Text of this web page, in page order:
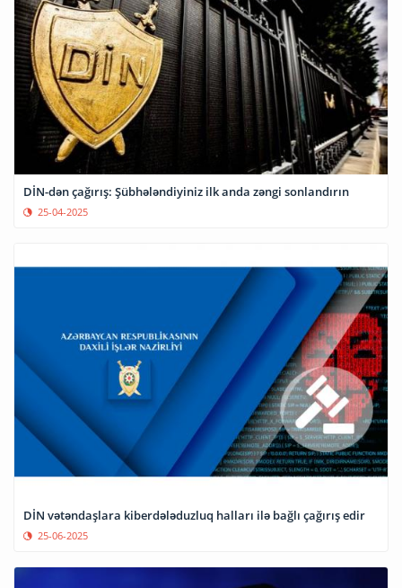
DİN-dən çağırış: Şübhələndiyiniz ilk anda zəngi sonlandırın
25-04-2025
DİN vətəndaşlara kiberdələduzluq halları ilə bağlı çağırış edir
25-06-2025